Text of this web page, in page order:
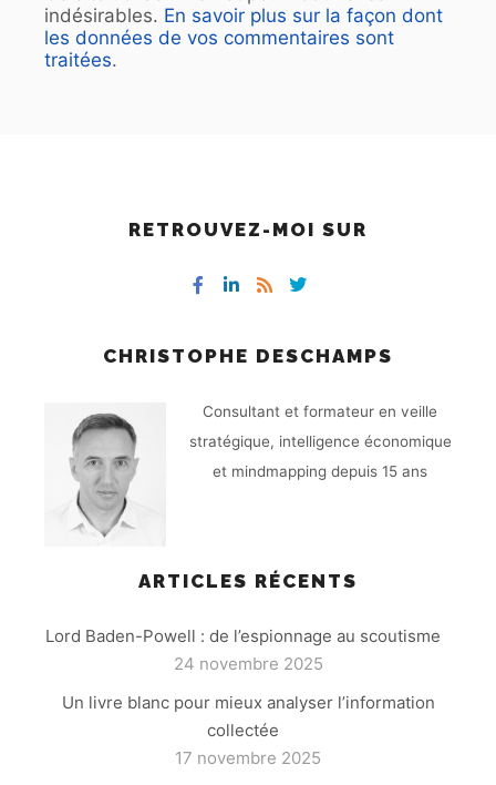
indésirables. En savoir plus sur la façon dont
les données de vos commentaires sont
traitées.
RETROUVEZ-MOI SUR
CHRISTOPHE DESCHAMPS
Consultant et formateur en veille
stratégique, intelligence économique
et mindmapping depuis 15 ans
ARTICLES RÉCENTS
Lord Baden-Powell : de l’espionnage au scoutisme
24 novembre 2025
Un livre blanc pour mieux analyser l’information
collectée
17 novembre 2025